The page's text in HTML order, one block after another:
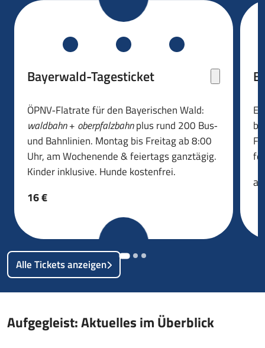
Bayerwald-Tagesticket
ÖPNV‑Flatrate für den Bayerischen Wald:
waldbahn+ oberpfalzbahnplus rund 200 Bus‑
und Bahnlinien. Montag bis Freitag ab 8:00
Uhr, am Wochenende & feiertags ganztägig.
Kinder inklusive. Hunde kostenfrei.
16 €
Alle Tickets anzeigen
Aufgegleist: Aktuelles im Überblick